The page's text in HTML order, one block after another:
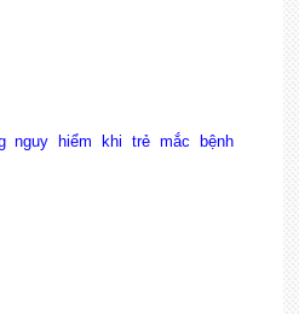
nguy hiểm khi trẻ mắc bệnh